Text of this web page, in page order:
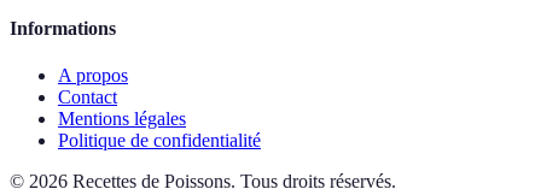
Informations
A propos
Contact
Mentions légales
Politique de confidentialité
© 2026 Recettes de Poissons. Tous droits réservés.